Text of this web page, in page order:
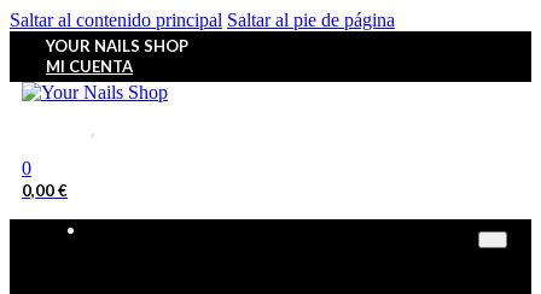
Saltar al contenido principal Saltar al pie de página
YOUR NAILS SHOP
MI CUENTA
0
0,00€